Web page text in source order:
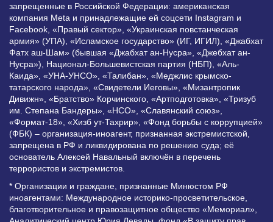
запрещенные в Российской Федерации: американская
компания Meta и принадлежащие ей соцсети Instagram и
Facebook, «Правый сектор», «Украинская повстанческая
армия» (УПА), «Исламское государство» (ИГ, ИГИЛ), «Джабхат
Фатх аш-Шам» (бывшая «Джабхат ан-Нусра», «Джебхат ан-
Нусра»), Национал-Большевистская партия (НБП), «Аль-
Каида», «УНА-УНСО», «Талибан», «Меджлис крымско-
татарского народа», «Свидетели Иеговы», «Мизантропик
Дивижн», «Братство» Корчинского, «Артподготовка», «Тризуб
им. Степана Бандеры», «НСО», «Славянский союз»,
«Формат-18», «Хизб ут-Тахрир», «Фонд борьбы с коррупцией»
(ФБК) – организация-иноагент, признанная экстремистской,
запрещена в РФ и ликвидирована по решению суда; её
основатель Алексей Навальный включён в перечень
террористов и экстремистов.
* Организации и граждане, признанные Минюстом РФ
иноагентами: Международное историко-просветительское,
благотворительное и правозащитное общество «Мемориал»,